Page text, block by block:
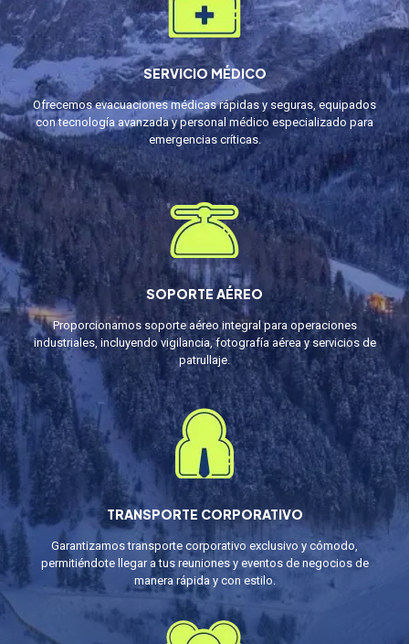
SERVICIO MÉDICO
Ofrecemos evacuaciones médicas rápidas y seguras, equipados
con tecnología avanzada y personal médico especializado para
emergencias críticas.
SOPORTE AÉREO
Proporcionamos soporte aéreo integral para operaciones
industriales, incluyendo vigilancia, fotografía aérea y servicios de
patrullaje.
TRANSPORTE CORPORATIVO
Garantizamos transporte corporativo exclusivo y cómodo,
permitiéndote llegar a tus reuniones y eventos de negocios de
manera rápida y con estilo.